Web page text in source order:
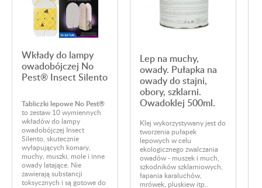
Wkłady do lampy
owadobójczej No
Pest® Insect Silento
Tabliczki lepowe No Pest®
to zestaw 10 wymiennych
wkładów do lampy
owadobójczej Insect
Silento, skutecznie
wyłapujących komary,
muchy, muszki, mole i inne
owady latające. Nie
zawierają substancji
toksycznych i są gotowe do
Lep na muchy,
owady. Pułapka na
owady do stajni,
obory, szklarni.
Owadoklej 500ml.
Klej wykorzystywany jest do
tworzenia pułapek
lepowych w celu
ekologicznego zwalczania
owadów - muszek i much,
szkodników szklarniowych,
łapania karaluchów,
mrówek, pluskiew itp..